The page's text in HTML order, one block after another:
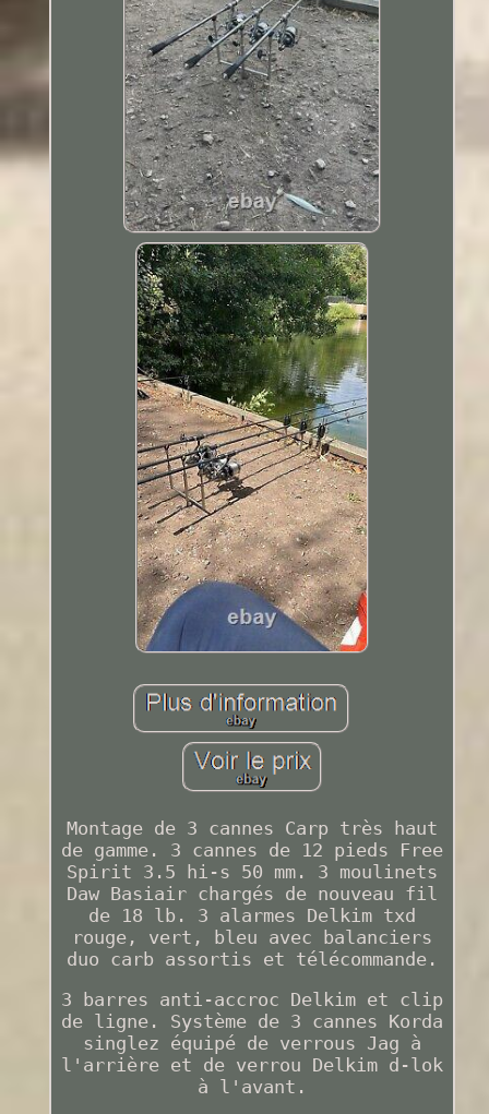
Montage de 3 cannes Carp très haut
de gamme. 3 cannes de 12 pieds Free
Spirit 3.5 hi-s 50 mm. 3 moulinets
Daw Basiair chargés de nouveau fil
de 18 lb. 3 alarmes Delkim txd
rouge, vert, bleu avec balanciers
duo carb assortis et télécommande.
3 barres anti-accroc Delkim et clip
de ligne. Système de 3 cannes Korda
singlez équipé de verrous Jag à
l'arrière et de verrou Delkim d-lok
à l'avant.